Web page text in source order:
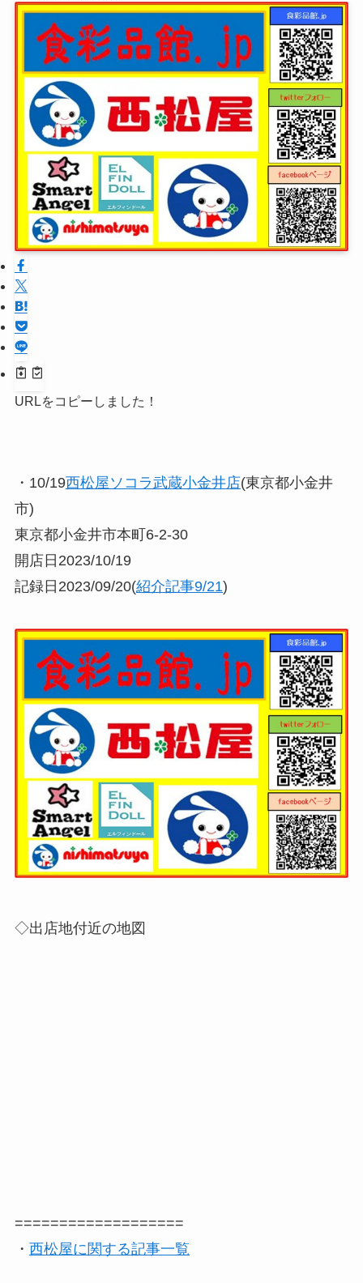
URLをコピーしました！
・10/19西松屋ソコラ武蔵小金井店(東京都小金井
市)
東京都小金井市本町6-2-30
開店日2023/10/19
記録日2023/09/20(紹介記事9/21)
◇出店地付近の地図
===================
・ 西松屋に関する記事一覧